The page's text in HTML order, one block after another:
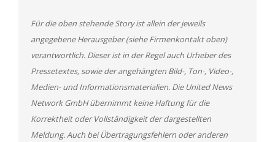
Für die oben stehende Story ist allein der jeweils
angegebene Herausgeber (siehe Firmenkontakt oben)
verantwortlich. Dieser ist in der Regel auch Urheber des
Pressetextes, sowie der angehängten Bild-, Ton-, Video-,
Medien- und Informationsmaterialien. Die United News
Network GmbH übernimmt keine Haftung für die
Korrektheit oder Vollständigkeit der dargestellten
Meldung. Auch bei Übertragungsfehlern oder anderen